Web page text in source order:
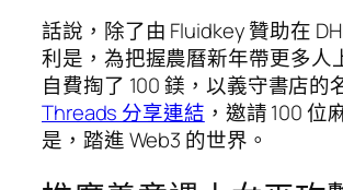
話說，除了由 Fluidkey 贊助在
利是，為把握農曆新年帶更多人
自費掏了 100 鎂，以義守書店的
Threads 分享連結 ，邀請 100 位
是，踏進 Web3 的世界。